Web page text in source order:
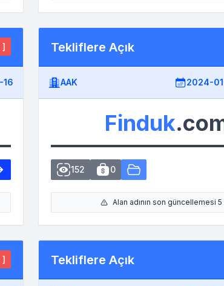
]
16
Tekliflere Açık
AAK 2024-
Finduk
152 0
Alan adının son güncellemesi
] Tekliflere Açık